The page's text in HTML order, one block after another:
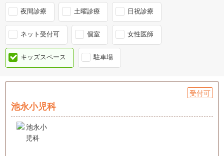
夜間診療 土曜診療 日祝診療
ネット受付可 個室 女性医師
キッズスペース 駐車場
受付可
池永小児科